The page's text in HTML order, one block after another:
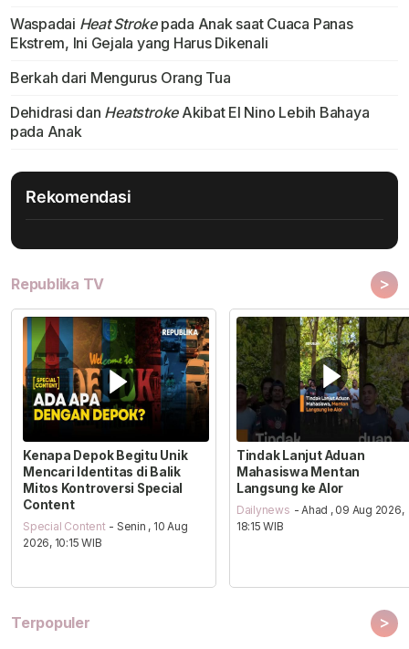
Waspadai Heat Strokepada Anak saat Cuaca Panas
Ekstrem, Ini Gejala yang Harus Dikenali
Berkah dari Mengurus Orang Tua
Dehidrasi dan HeatstrokeAkibat El Nino Lebih Bahaya
pada Anak
Rekomendasi
Republika TV >
Kenapa Depok Begitu Unik
Mencari Identitas di Balik
Mitos Kontroversi Special
Content
Special Content - Senin , 10 Aug
2026, 10:15 WIB
Tindak Lanjut Aduan
Mahasiswa Mentan
Langsung ke Alor
Dailynews - Ahad , 09 Aug 2026,
18:15 WIB
Terpopuler >